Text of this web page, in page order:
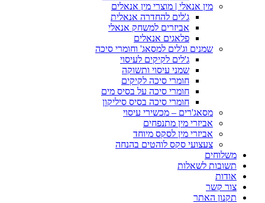
מין אנאלי | מוצרי מין אנאלים
ג'לים להחדרה אנאלית
אביזרים למשחק אנאלי
פלאגים אנאלים
שמנים וג'לים למסאג' וחומרי סיכה
ג'לים לקיקים לעיסוי
שמני עיסוי ותשוקה
חומרי סיכה לקיקים
חומרי סיכה על בסיס מים
חומרי סיכה בסיס סיליקון
מסאג'רים – מכשירי עיסוי
אביזרי מין מתנפחים
אביזרי מין לסקס מיוחד
צעצועי סקס לוהטים בהנחה
משלוחים
תשובות לשאלות
אודות
צור קשר
תקנון האתר